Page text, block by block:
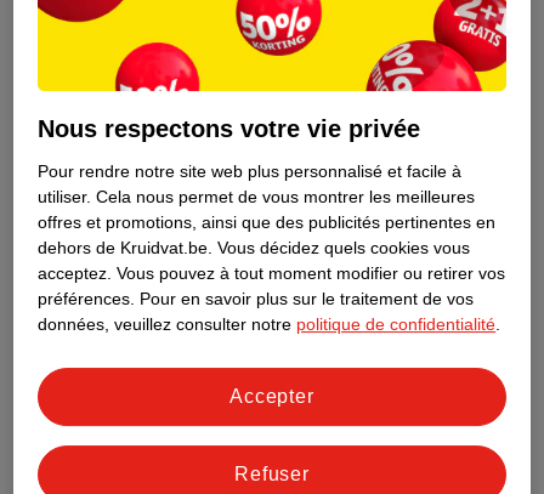
Découvrez dès maintenant l’impact
de marque Kruidvat préférés !
Nous respectons votre vie privée
Pour rendre notre site web plus personnalisé et facile à
utiliser. Cela nous permet de vous montrer les meilleures
offres et promotions, ainsi que des publicités pertinentes en
dehors de Kruidvat.be. Vous décidez quels cookies vous
acceptez. Vous pouvez à tout moment modifier ou retirer vos
préférences. Pour en savoir plus sur le traitement de vos
données, veuillez consulter notre politique de confidentialité.
Refuser
Accepter